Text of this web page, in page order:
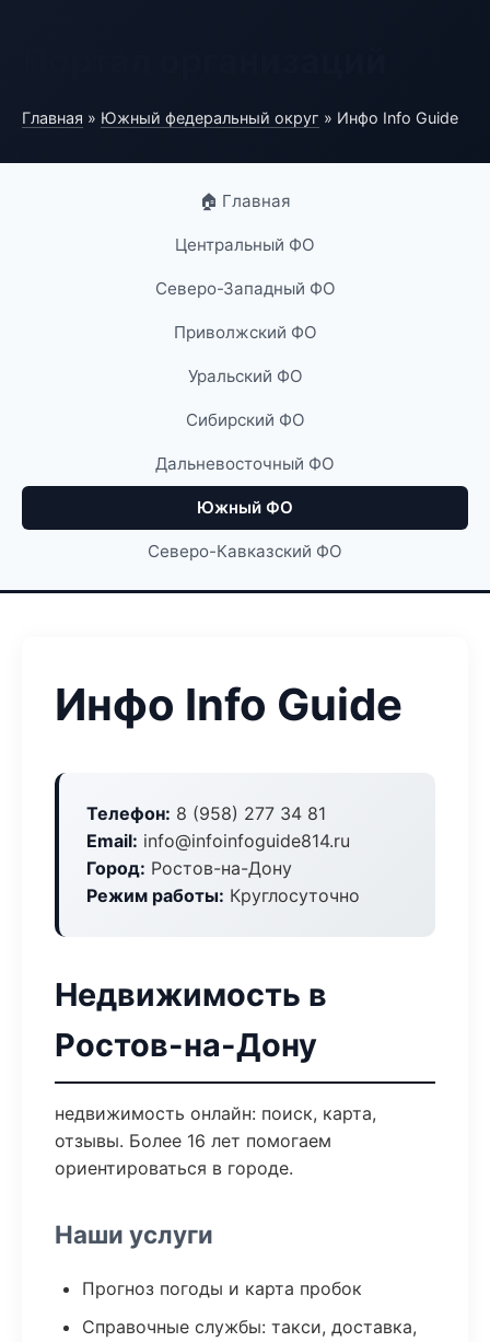
Главная » Южный федеральный округ » Инфо Info Guide
🏠 Главная
Центральный ФО
Северо-Западный ФО
Приволжский ФО
Уральский ФО
Сибирский ФО
Дальневосточный ФО
Южный ФО
Северо-Кавказский ФО
Инфо Info Guide
Телефон: 8 (958) 277 34 81
Email: info@infoinfoguide814.ru
Город: Ростов-на-Дону
Режим работы: Круглосуточно
Недвижимость в
Ростов-на-Дону
недвижимость онлайн: поиск, карта,
отзывы. Более 16 лет помогаем
ориентироваться в городе.
Наши услуги
Прогноз погоды и карта пробок
Справочные службы: такси, доставка,